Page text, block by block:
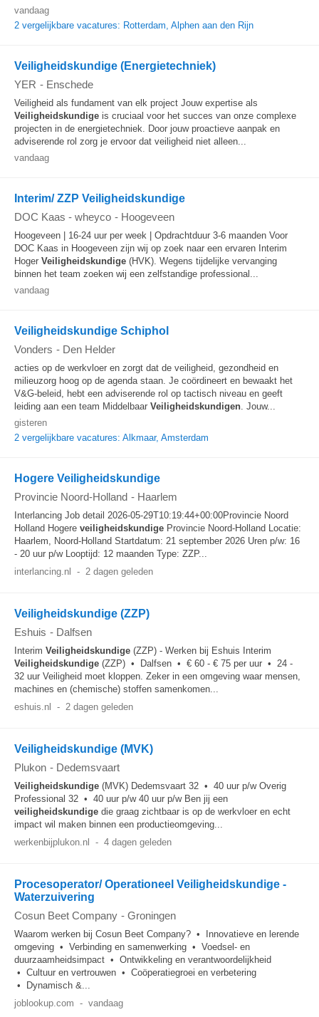
vandaag
2 vergelijkbare vacatures: Rotterdam, Alphen aan den Rijn
Veiligheidskundige (Energietechniek)
YER - Enschede
Veiligheid als fundament van elk project Jouw expertise als
Veiligheidskundige is cruciaal voor het succes van onze complexe
projecten in de energietechniek. Door jouw proactieve aanpak en
adviserende rol zorg je ervoor dat veiligheid niet alleen...
vandaag
Interim/ ZZP Veiligheidskundige
DOC Kaas - wheyco - Hoogeveen
Hoogeveen | 16-24 uur per week | Opdrachtduur 3-6 maanden Voor
DOC Kaas in Hoogeveen zijn wij op zoek naar een ervaren Interim
Hoger Veiligheidskundige (HVK). Wegens tijdelijke vervanging
binnen het team zoeken wij een zelfstandige professional...
vandaag
Veiligheidskundige Schiphol
Vonders - Den Helder
acties op de werkvloer en zorgt dat de veiligheid, gezondheid en
milieuzorg hoog op de agenda staan. Je coördineert en bewaakt het
V&G-beleid, hebt een adviserende rol op tactisch niveau en geeft
leiding aan een team Middelbaar Veiligheidskundigen. Jouw...
gisteren
2 vergelijkbare vacatures: Alkmaar, Amsterdam
Hogere Veiligheidskundige
Provincie Noord-Holland - Haarlem
Interlancing Job detail 2026-05-29T10:19:44+00:00Provincie Noord
Holland Hogere veiligheidskundige Provincie Noord-Holland Locatie:
Haarlem, Noord-Holland Startdatum: 21 september 2026 Uren p/w: 16
- 20 uur p/w Looptijd: 12 maanden Type: ZZP...
interlancing.nl
- 2 dagen geleden
Veiligheidskundige (ZZP)
Eshuis - Dalfsen
Interim Veiligheidskundige (ZZP) - Werken bij Eshuis Interim
Veiligheidskundige (ZZP) • Dalfsen • € 60 - € 75 per uur • 24 -
32 uur Veiligheid moet kloppen. Zeker in een omgeving waar mensen,
machines en (chemische) stoffen samenkomen...
eshuis.nl
- 2 dagen geleden
Veiligheidskundige (MVK)
Plukon - Dedemsvaart
Veiligheidskundige (MVK) Dedemsvaart 32 • 40 uur p/w Overig
Professional 32 • 40 uur p/w 40 uur p/w Ben jij een
veiligheidskundige die graag zichtbaar is op de werkvloer en echt
impact wil maken binnen een productieomgeving...
werkenbijplukon.nl
- 4 dagen geleden
Procesoperator/ Operationeel Veiligheidskundige -
Waterzuivering
Cosun Beet Company - Groningen
Waarom werken bij Cosun Beet Company? • Innovatieve en lerende
omgeving • Verbinding en samenwerking • Voedsel- en
duurzaamheidsimpact • Ontwikkeling en verantwoordelijkheid
• Cultuur en vertrouwen • Coöperatiegroei en verbetering
• Dynamisch &...
joblookup.com - vandaag